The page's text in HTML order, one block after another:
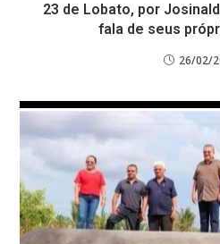
23 de Lobato, por
fala de seus
26/02/